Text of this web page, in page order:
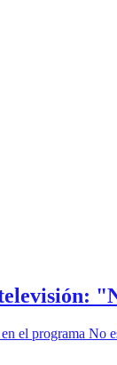
el programa